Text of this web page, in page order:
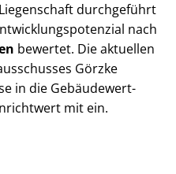
durchgeführt
nach
bewertet. Die aktuellen
Görzke
in die Ge­bäu­de­wert­
mit ein.